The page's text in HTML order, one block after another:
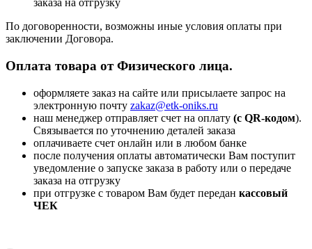
заказа на отгрузку
По договоренности, возможны иные условия оплаты при
заключении Договора.
Оплата товара от Физического лица.
оформляете заказ на сайте или присылаете запрос на
электронную почту zakaz@etk-oniks.ru
наш менеджер отправляет счет на оплату (с QR-кодом).
Связывается по уточнению деталей заказа
оплачиваете счет онлайн или в любом банке
после получения оплаты автоматически Вам поступит
уведомление о запуске заказа в работу или о передаче
заказа на отгрузку
при отгрузке с товаром Вам будет передан кассовый
ЧЕК